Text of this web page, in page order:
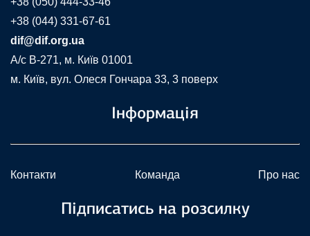
+38 (044) 331-67-61
dif@dif.org.ua
A/c В-271, м. Київ 01001
м. Київ, вул. Олеся Гончара 33, 3 поверх
Інформація
Контакти Команда Про нас
Підписатись на розсилку